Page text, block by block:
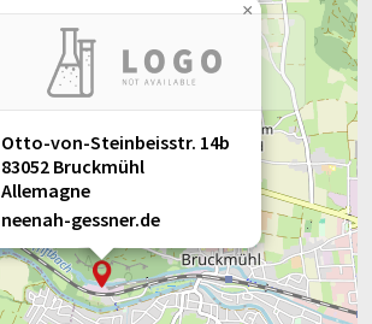
Otto-von-Steinbeisstr. 14b
83052 Bruckmühl
Allemagne
neenah-gessner.de
×